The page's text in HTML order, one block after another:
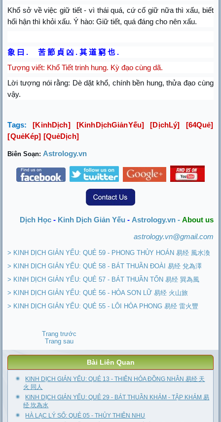
Khổ sở về việc giữ tiết - vì thái quá, cứ cố giữ nữa thì xấu, biết
hối hận thì khỏi xấu. Ý hào: Giữ tiết, quá đáng cho nên xấu.
象 曰 . 苦 節 貞 凶 . 其 道 窮 也 .
Tượng viết: Khổ Tiết trinh hung. Kỳ đạo cùng dã.
Lời tượng nói rằng: Dè dặt khổ, chính bền hung, thửa đạo cùng
vậy.
Tags: [KinhDịch] [KinhDịchGiảnYếu] [DịchLý] [64Quẻ]
[QuẻKép] [QuẻDịch]
Biên Soạn: Astrology.vn
Dịch Học- Kinh Dịch Giản Yếu - Astrology.vn - About us
astrology.vn@gmail.com
> KINH DỊCH GIẢN YẾU: QUẺ 59 - PHONG THỦY HOÁN 易经 風水渙
> KINH DỊCH GIẢN YẾU: QUẺ 58 - BÁT THUẦN ĐOÀI 易经 兌為澤
> KINH DỊCH GIẢN YẾU: QUẺ 57 - BÁT THUẦN TỐN 易经 巽為風
> KINH DỊCH GIẢN YẾU: QUẺ 56 - HỎA SƠN LỮ 易经 火山旅
> KINH DỊCH GIẢN YẾU: QUẺ 55 - LÔI HỎA PHONG 易经 雷火豐
Trang trước
Trang sau
Bài Liên Quan
KINH DỊCH GIẢN YẾU: QUẺ 13 - THIÊN HỎA ĐỒNG NHÂN 易经 天
火 同人
KINH DỊCH GIẢN YẾU: QUẺ 29 - BÁT THUẦN KHẢM - TẬP KHẢM 易
经 坎為水
HÀ LẠC LÝ SỐ: QUẺ 05 - THỦY THIÊN NHU